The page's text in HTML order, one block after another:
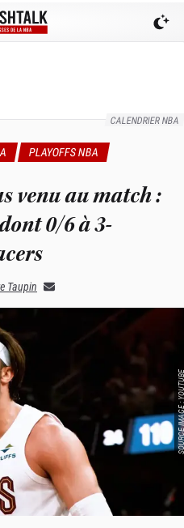
CALENDRIER NBA
PLAYOFFS NBA
venu au match :
0/6 à 3-
Taupin
SOURCE